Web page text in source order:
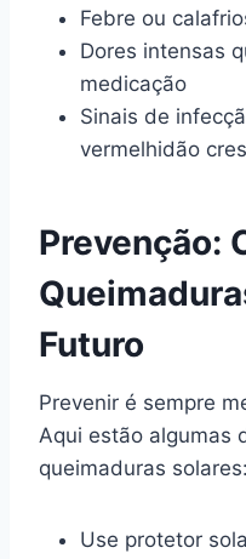
Febre ou
Dores intensas
medicação
Sinais de
vermelhidão
Prevenção:
Futuro
Prevenir é sempre
Aqui estão algumas
queimaduras solares:
Use protetor